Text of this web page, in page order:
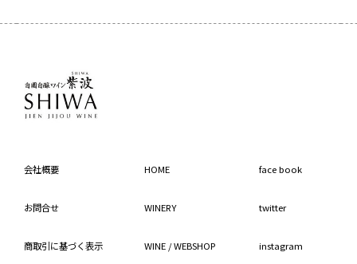
会社概要
お問合せ
商取引に基づく表示
HOME
WINERY
WINE / WEBSHOP
face book
twitter
instagram